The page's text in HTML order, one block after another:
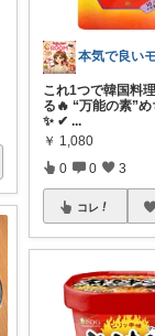
これ1つで韓国料
る🔥 “万能の素”め
✨ ✔ ...
￥ 1,080
0 0 3
コレ